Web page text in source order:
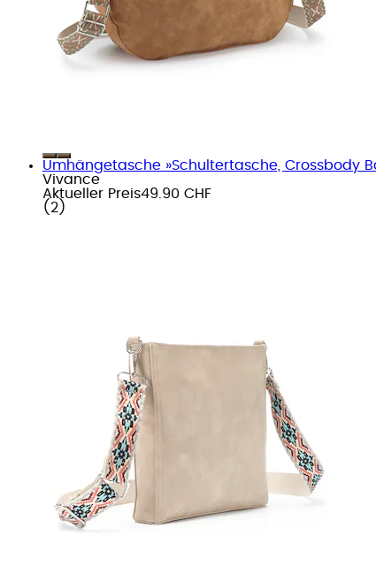
Umhängetasche »Schultertasche, Crossbody
Vivance
Aktueller Preis49.90 CHF
( 2 )